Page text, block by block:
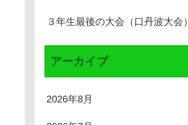
３年生最後の大会（口丹波大会）
アーカイブ
2026年8月